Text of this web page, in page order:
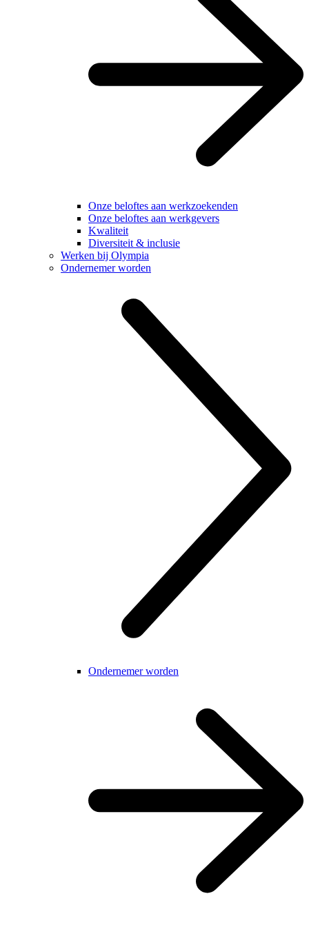
Onze beloftes aan werkzoekenden
Onze beloftes aan werkgevers
Kwaliteit
Diversiteit & inclusie
Werken bij Olympia
Ondernemer worden
Ondernemer worden